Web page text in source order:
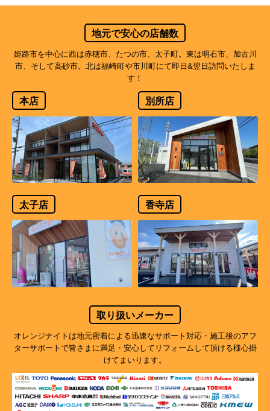
地元で安心の店舗数
姫路市を中心に西は赤穂市、たつの市、太子町。東は明石市、加古川
市、そして高砂市。北は福崎町や市川町にて即日&翌日訪問いたしま
す！
本店 別所店
太子店 香寺店
取り扱いメーカー
オレンジナイトは地元密着による迅速なサポート対応・施工後のアフ
ターサポートで皆さまに満足・安心してリフォームして頂ける様心掛
けてまいります。